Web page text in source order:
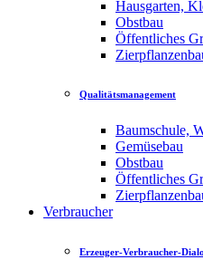
Hausgarten,
Obstbau
Öffentliches
Qualitätsmanagement
Baumschule,
Gemüsebau
Obstbau
Öffentliches
Verbraucher
Erzeuger-Verbraucher-